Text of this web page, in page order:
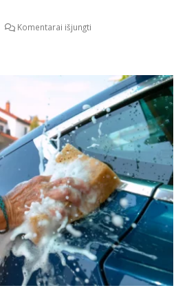
Komentarai išjungti